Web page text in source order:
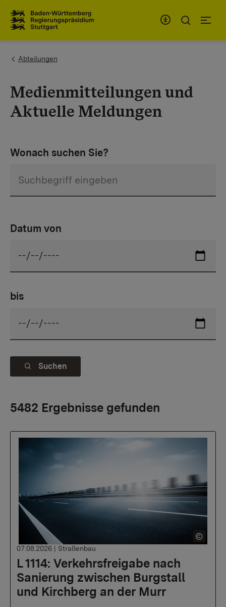
You are here:
Abteilungen
Medienmitteilungen und
Aktuelle Meldungen
Wonach suchen Sie?
Datum von
bis
Suchen
5482 Ergebnisse gefunden
L 1114: Verkehrsfreigabe nach
Sanierung zwischen Burgstall
und Kirchberg an der Murr
07.08.2026 | Straßenbau